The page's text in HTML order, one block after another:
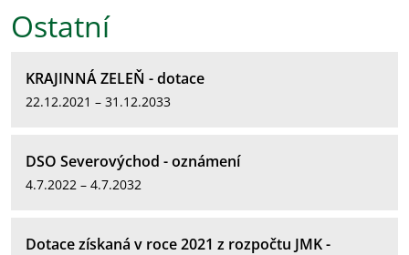
Ostatní
KRAJINNÁ ZELEŇ - dotace
22.12.2021 – 31.12.2033
DSO Severovýchod - oznámení
4.7.2022 – 4.7.2032
Dotace získaná v roce 2021 z rozpočtu JMK -